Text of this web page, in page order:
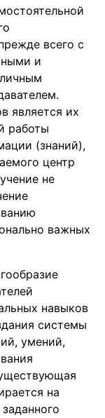
всего с
и
является их
работы
(знаний),
центр
не
важных
навыков
системы
умений,
на